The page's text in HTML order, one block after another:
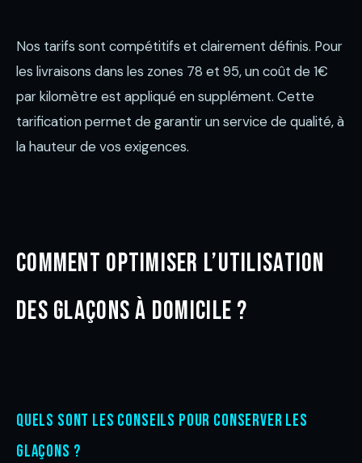
Nos tarifs sont compétitifs et clairement définis. Pour
les livraisons dans les zones 78 et 95, un coût de 1€
par kilomètre est appliqué en supplément. Cette
tarification permet de garantir un service de qualité, à
la hauteur de vos exigences.
Comment optimiser l’utilisation
des glaçons à domicile ?
Quels sont les conseils pour conserver les
glaçons ?